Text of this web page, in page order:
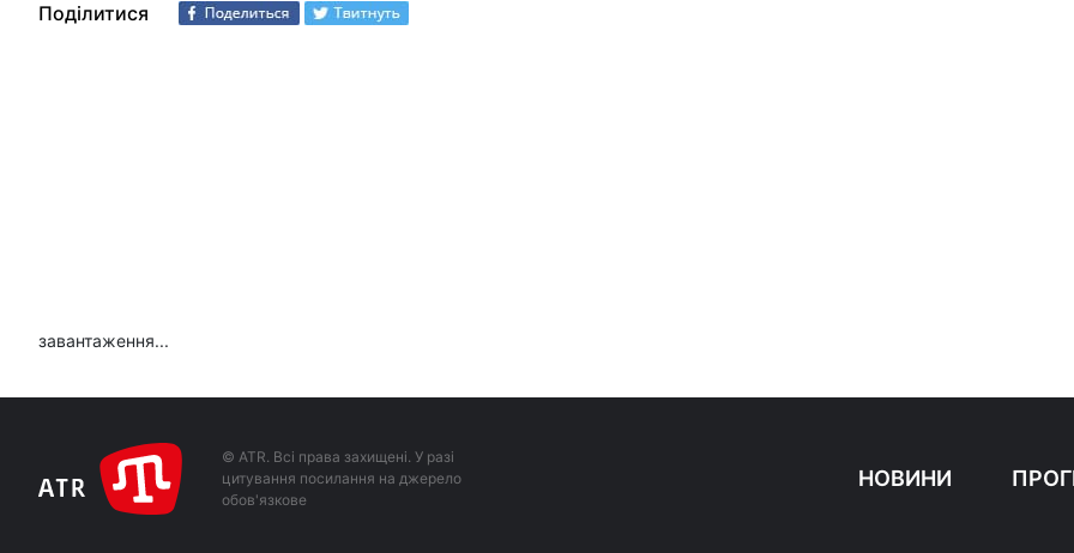
Поділитися
завантаження...
© ATR. Всі права захищені. У разі
цитування посилання на джерело
обов'язкове
НОВИНИ